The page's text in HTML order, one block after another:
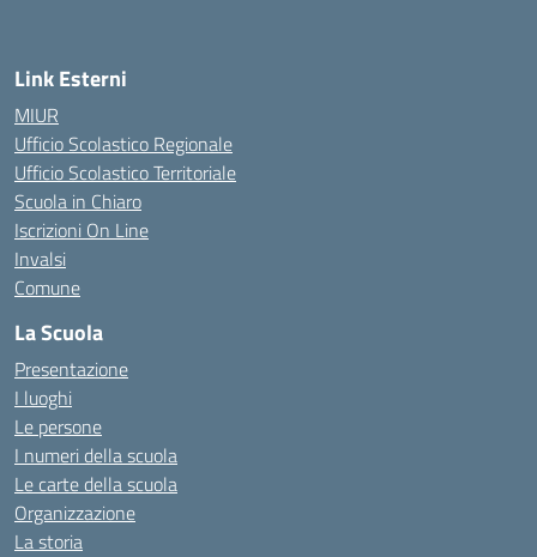
Link Esterni
MIUR
Ufficio Scolastico Regionale
Ufficio Scolastico Territoriale
Scuola in Chiaro
Iscrizioni On Line
Invalsi
Comune
La Scuola
Presentazione
I luoghi
Le persone
I numeri della scuola
Le carte della scuola
Organizzazione
La storia